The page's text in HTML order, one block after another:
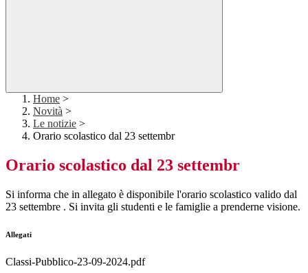
Home >
Novità >
Le notizie >
Orario scolastico dal 23 settembr
Orario scolastico dal 23 settembr
Si informa che in allegato è disponibile l'orario scolastico valido dal
23 settembre . Si invita gli studenti e le famiglie a prenderne visione.
Allegati
Classi-Pubblico-23-09-2024.pdf